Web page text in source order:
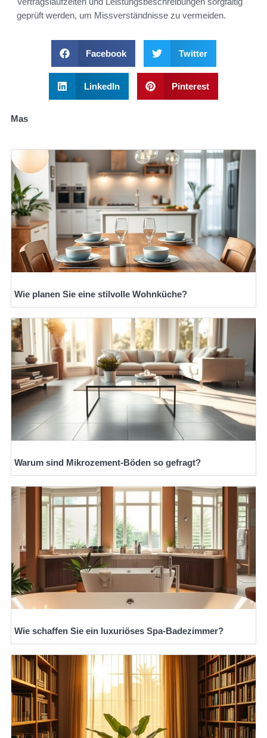
geprüft werden, um Missverständnisse zu vermeiden.
Facebook Twitter
LinkedIn Pinterest
Mas
Wie planen Sie eine stilvolle Wohnküche?
Warum sind Mikrozement-Böden so gefragt?
Wie schaffen Sie ein luxuriöses Spa-Badezimmer?